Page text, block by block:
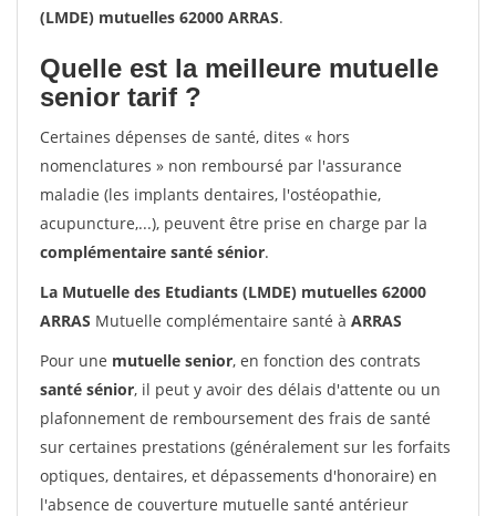
(LMDE) mutuelles 62000 ARRAS.
Quelle est la meilleure mutuelle
senior tarif ?
Certaines dépenses de santé, dites « hors
nomenclatures » non remboursé par l'assurance
maladie (les implants dentaires, l'ostéopathie,
acupuncture,...), peuvent être prise en charge par la
complémentaire santé sénior.
La Mutuelle des Etudiants (LMDE) mutuelles 62000
ARRAS Mutuelle complémentaire santé à ARRAS
Pour une mutuelle senior, en fonction des contrats
santé sénior, il peut y avoir des délais d'attente ou un
plafonnement de remboursement des frais de santé
sur certaines prestations (généralement sur les forfaits
optiques, dentaires, et dépassements d'honoraire) en
l'absence de couverture mutuelle santé antérieur